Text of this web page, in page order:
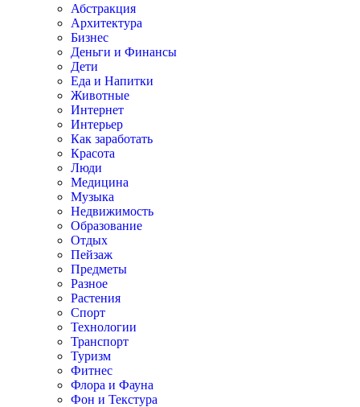
Абстракция
Архитектура
Бизнес
Деньги и Финансы
Дети
Еда и Напитки
Животные
Интернет
Интерьер
Как заработать
Красота
Люди
Медицина
Музыка
Недвижимость
Образование
Отдых
Пейзаж
Предметы
Разное
Растения
Спорт
Технологии
Транспорт
Туризм
Фитнес
Флора и Фауна
Фон и Текстура